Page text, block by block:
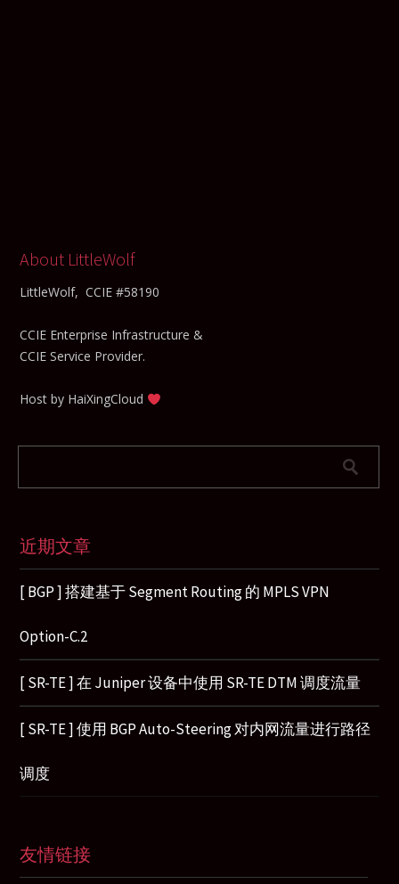
About LittleWolf
LittleWolf, CCIE #58190
CCIE Enterprise Infrastructure &
CCIE Service Provider.
Host by HaiXingCloud
近期文章
[ BGP ] 搭建基于 Segment Routing 的 MPLS VPN
Option-C.2
[ SR-TE ] 在 Juniper 设备中使用 SR-TE DTM 调度流量
[ SR-TE ] 使用 BGP Auto-Steering 对内网流量进行路径
调度
友情链接